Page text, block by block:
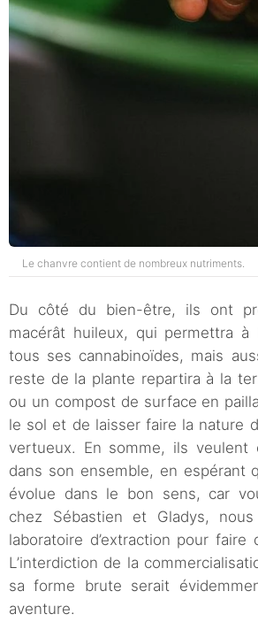
Le chanvre contient de nombreux nutriments.
Du côté du bien-être, ils ont
macérât huileux, qui permettra
tous ses cannabinoïdes, mais
reste de la plante repartira à la
ou un compost de surface en
le sol et de laisser faire la nature
vertueux. En somme, ils veulent
dans son ensemble, en espérant
évolue dans le bon sens, car
chez Sébastien et Gladys,
laboratoire d’extraction pour faire
L’interdiction de la
sa forme brute serait
aventure.